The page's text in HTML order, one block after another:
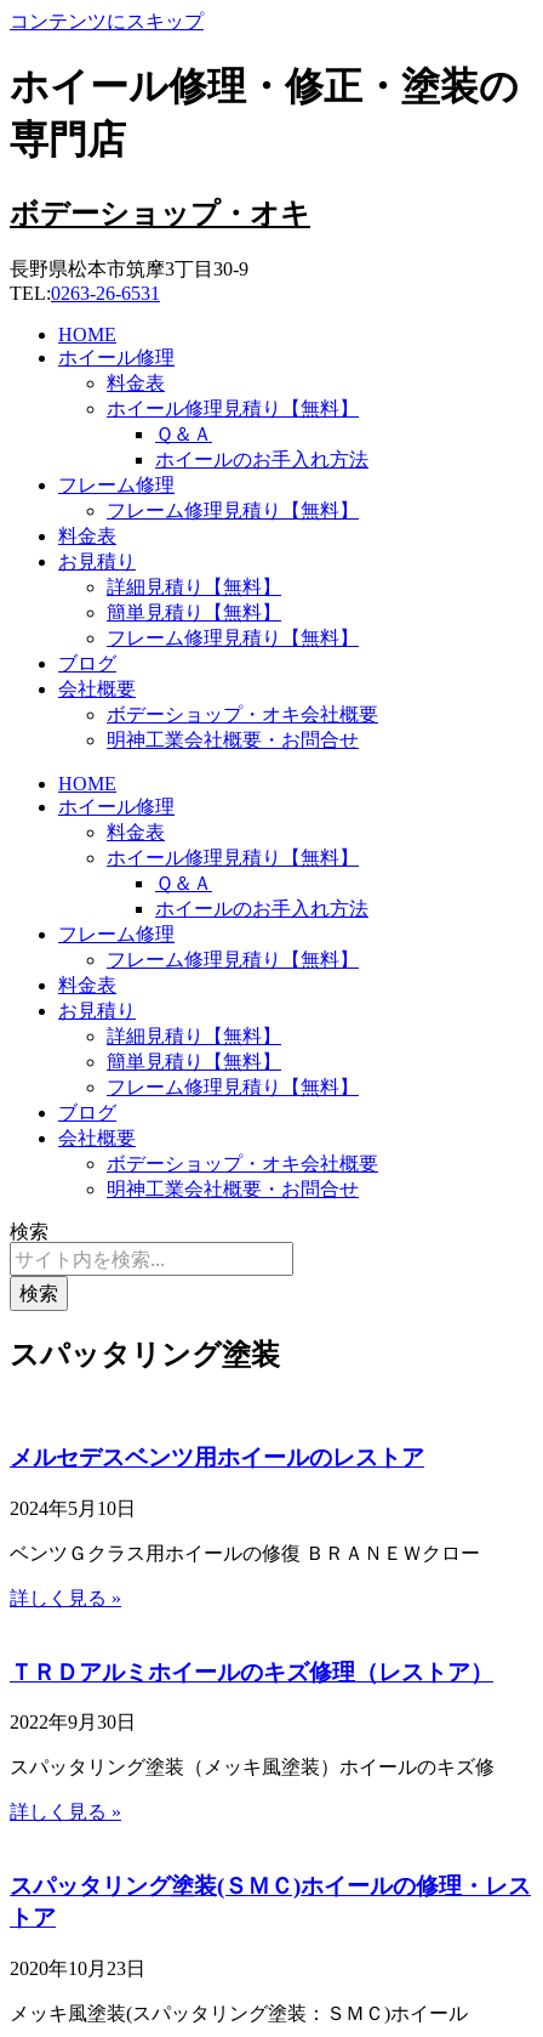
コンテンツにスキップ
ホイール修理・修正・塗装の
専門店
ボデーショップ・オキ
長野県松本市筑摩3丁目30-9
TEL:0263-26-6531
HOME
ホイール修理
料金表
ホイール修理見積り【無料】
Ｑ＆Ａ
ホイールのお手入れ方法
フレーム修理
フレーム修理見積り【無料】
料金表
お見積り
詳細見積り【無料】
簡単見積り【無料】
フレーム修理見積り【無料】
ブログ
会社概要
ボデーショップ・オキ会社概要
明神工業会社概要・お問合せ
HOME
ホイール修理
料金表
ホイール修理見積り【無料】
Ｑ＆Ａ
ホイールのお手入れ方法
フレーム修理
フレーム修理見積り【無料】
料金表
お見積り
詳細見積り【無料】
簡単見積り【無料】
フレーム修理見積り【無料】
ブログ
会社概要
ボデーショップ・オキ会社概要
明神工業会社概要・お問合せ
検索
検索
スパッタリング塗装
メルセデスベンツ用ホイールのレストア
2024年5月10日
ベンツＧクラス用ホイールの修復 ＢＲＡＮＥＷクロー
詳しく見る »
ＴＲＤアルミホイールのキズ修理（レストア）
2022年9月30日
スパッタリング塗装（メッキ風塗装）ホイールのキズ修
詳しく見る »
スパッタリング塗装(ＳＭＣ)ホイールの修理・レス
トア
2020年10月23日
メッキ風塗装(スパッタリング塗装：ＳＭＣ)ホイール